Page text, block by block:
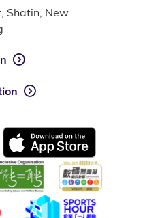
Shatin, New